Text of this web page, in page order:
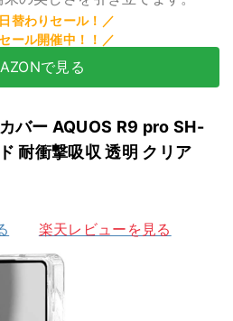
で見る
バー AQUOS R9 pro SH-
耐衝撃吸収 透明 クリア
楽天レビューを見る